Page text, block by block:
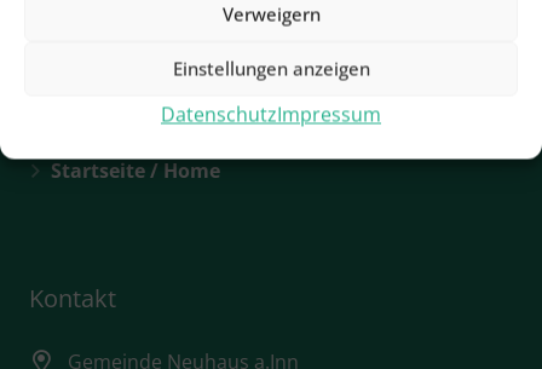
Verweigern
Einstellungen anzeigen
DatenschutzImpressum
Rathaus / Öffnungszeiten
Sehenswürdigkeiten
Städtebauförderung
Startseite / Home
Kontakt
Gemeinde Neuhaus a.Inn